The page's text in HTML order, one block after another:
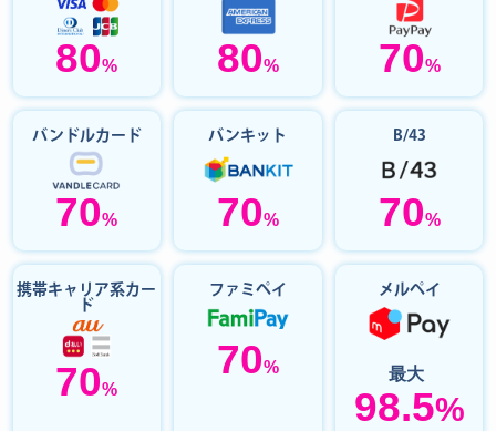
80% 80% 70%
バンドルカード
70%
バンキット
70%
B/43
70%
携帯キャリア系カー
ド
70%
ファミペイ
70%
メルペイ
最大
98.5%